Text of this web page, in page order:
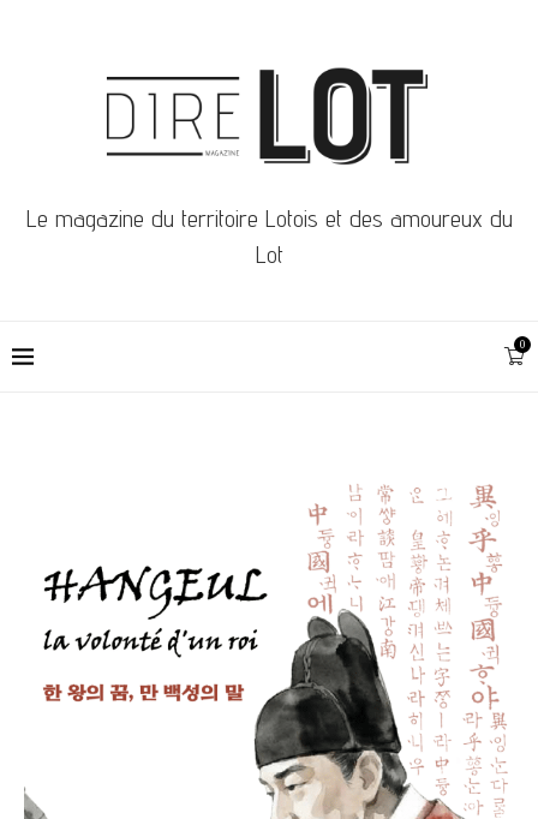
Le magazine du territoire Lotois et des amoureux du
Lot
0